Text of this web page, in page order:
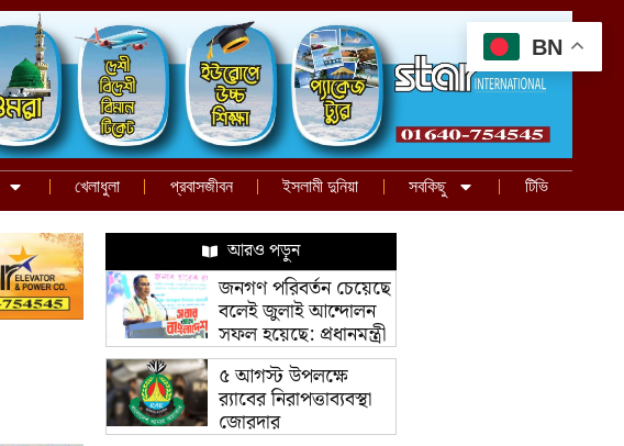
খেলাধুলা প্রবাসজীবন ইসলামী দুনিয়া সবকিছু টিভি
আরও পড়ুন
জনগণ পরিবর্তন চেয়েছে
বলেই জুলাই আন্দোলন
সফল হয়েছে: প্রধানমন্ত্রী
৫ আগস্ট উপলক্ষে
র‌্যাবের নিরাপত্তাব্যবস্থা
জোরদার
BN